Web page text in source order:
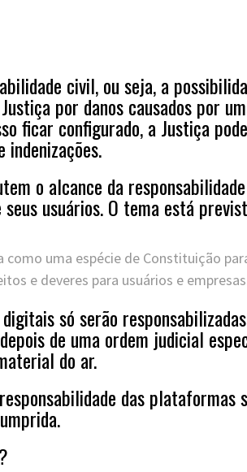
civil, ou seja, a
por danos causados por
ficar configurado, a Justiça
indenizações.
o alcance da
usuários. O tema está
uma espécie de Constituição
e deveres para usuários e
só serão
de uma ordem judicial
do ar.
das plataformas